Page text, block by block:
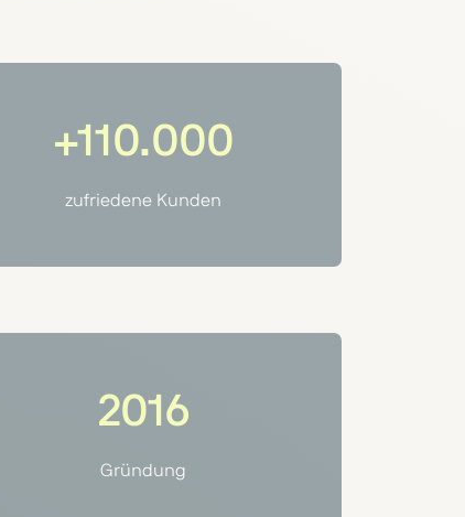
+110.000
zufriedene Kunden
2016
Gründung